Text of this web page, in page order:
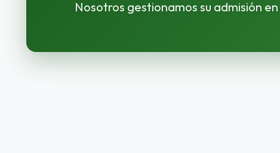
Nosotros gestionamos su admisión